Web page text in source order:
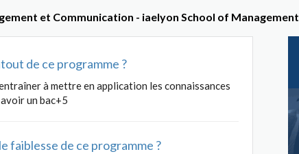
et Communication - iaelyon School of Management
de ce programme ?
à mettre en application les connaissances
un bac+5
faiblesse de ce programme ?